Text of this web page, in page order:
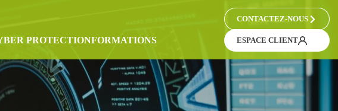
PROTECTIONFORMATIONS
CONTACTEZ-NOUS
ESPACE CLIENT